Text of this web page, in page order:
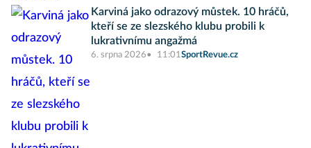
Karviná jako odrazový můstek. 10 hráčů,
kteří se ze slezského klubu probili k
lukrativnímu angažmá
6. srpna 2026 11:01SportRevue.cz